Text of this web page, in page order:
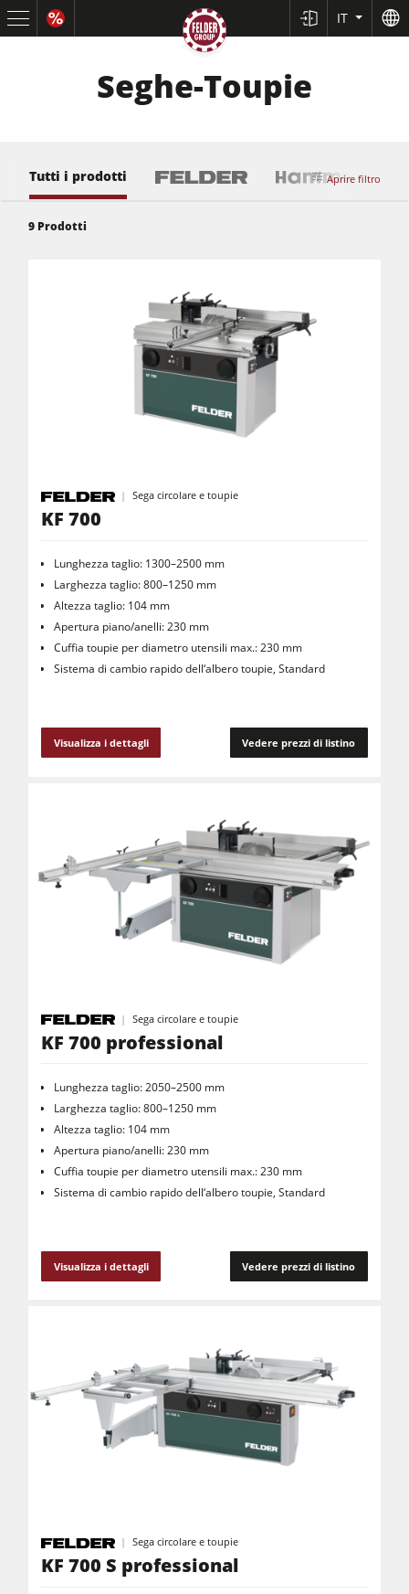
IT
Squadratrici e seghe circolari
Pialle a filo e spessore
Macchine combinate (5 funzionalità)
Bordatrici
Levigatrici a nastro largo e levigatrici bordi
Spazzolatrici e levigatrici a spazzola
Seghe a nastro
Cavatrici e Foratrici
Bricchettatrici
Aspiratori ad aria pulita & depolveratori
Trascinatori
Attrezzatura per falegnameria
F4Solutions Software
Automazione & gestione del materiale
Seghe-Toupie
Aprire filtro
Tutti i prodotti
9 Prodotti
Sega circolare e toupie
KF 700
Lunghezza taglio: 1300–2500 mm
Larghezza taglio: 800–1250 mm
Altezza taglio: 104 mm
Apertura piano/anelli: 230 mm
Cuffia toupie per diametro utensili max.: 230 mm
Sistema di cambio rapido dell‘albero toupie, Standard
Visualizza i dettagli Vedere prezzi di listino
Sega circolare e toupie
KF 700 professional
Lunghezza taglio: 2050–2500 mm
Larghezza taglio: 800–1250 mm
Altezza taglio: 104 mm
Apertura piano/anelli: 230 mm
Cuffia toupie per diametro utensili max.: 230 mm
Sistema di cambio rapido dell‘albero toupie, Standard
Visualizza i dettagli Vedere prezzi di listino
Sega circolare e toupie
KF 700 S professional